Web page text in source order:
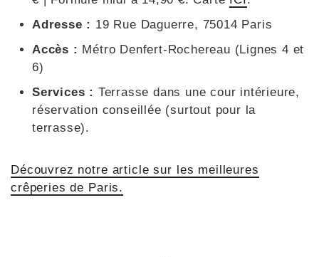
Adresse : 19 Rue Daguerre, 75014 Paris
Accès : Métro Denfert-Rochereau (Lignes 4 et
6)
Services : Terrasse dans une cour intérieure,
réservation conseillée (surtout pour la
terrasse).
Découvrez notre article sur les meilleures
crêperies de Paris.